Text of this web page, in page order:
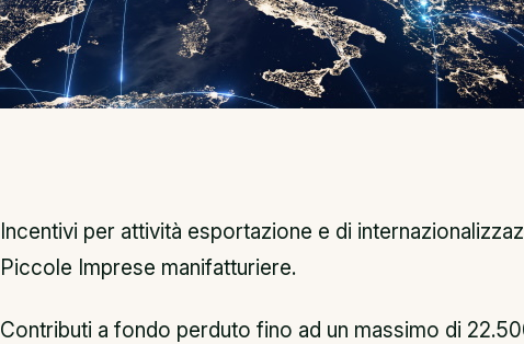
Incentivi per attività esportazione e di
Piccole Imprese manifatturiere.
Contributi a fondo perduto fino ad un massimo di